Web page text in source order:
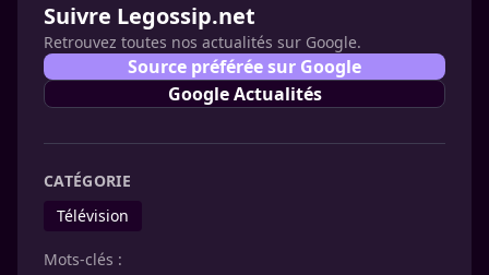
Suivre Legossip.net
Retrouvez toutes nos actualités sur Google.
Source préférée sur Google
Google Actualités
CATÉGORIE
Télévision
Mots-clés :